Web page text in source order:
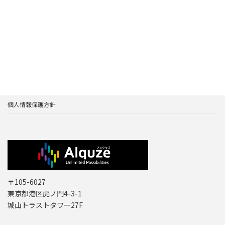
個人情報保護方針
〒105-6027
東京都港区虎ノ門4-3-1
城山トラストタワー27F